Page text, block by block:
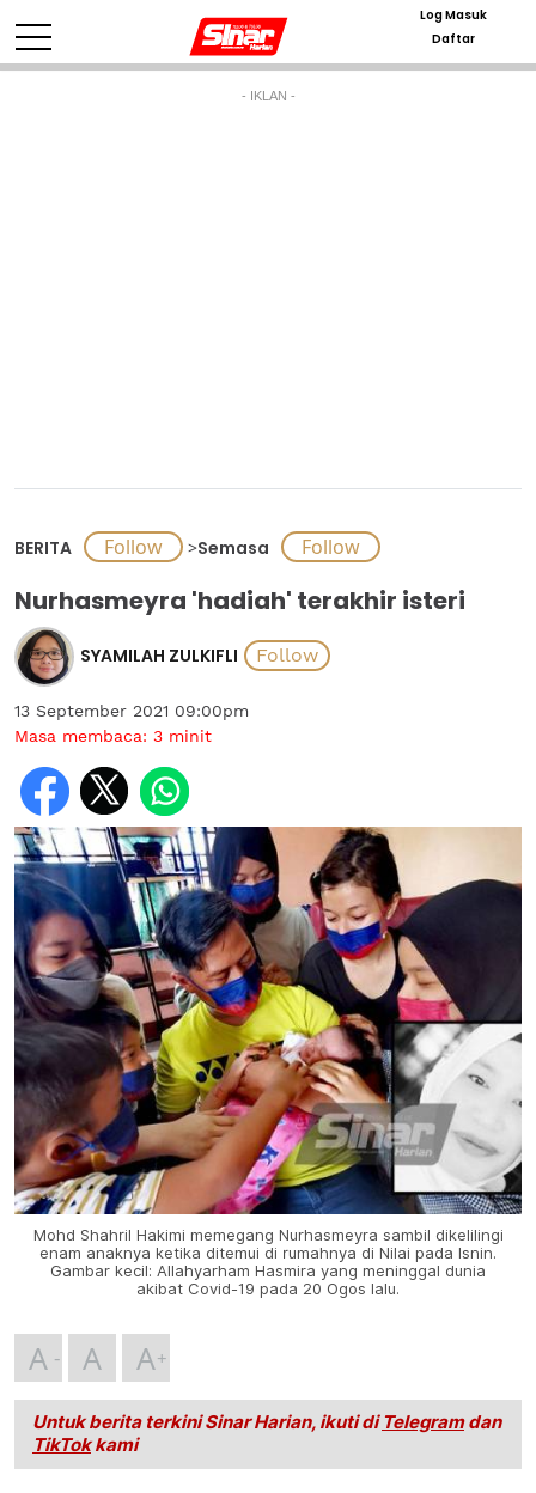
Log Masuk
Daftar
- IKLAN -
BERITA >Semasa
Nurhasmeyra 'hadiah' terakhir isteri
SYAMILAH ZULKIFLI
13 September 2021 09:00pm
Masa membaca: 3 minit
Mohd Shahril Hakimi memegang Nurhasmeyra sambil dikelilingi
enam anaknya ketika ditemui di rumahnya di Nilai pada Isnin.
Gambar kecil: Allahyarham Hasmira yang meninggal dunia
akibat Covid-19 pada 20 Ogos lalu.
A A A
Untuk berita terkini Sinar Harian, ikuti di Telegramdan
TikTokkami